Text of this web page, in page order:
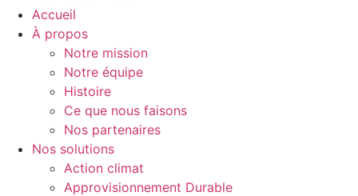
Accueil
À propos
Notre mission
Notre équipe
Histoire
Ce que nous faisons
Nos partenaires
Nos solutions
Action climat
Approvisionnement Durable